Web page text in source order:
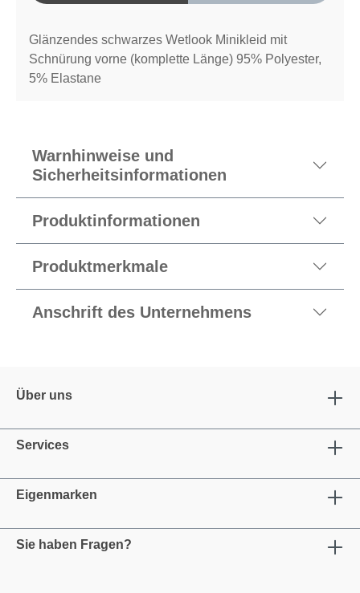
Glänzendes schwarzes Wetlook Minikleid mit
Schnürung vorne (komplette Länge) 95% Polyester,
5% Elastane
Warnhinweise und
Sicherheitsinformationen
Produktinformationen
Produktmerkmale
Anschrift des Unternehmens
Über uns
Services
Eigenmarken
Sie haben Fragen?